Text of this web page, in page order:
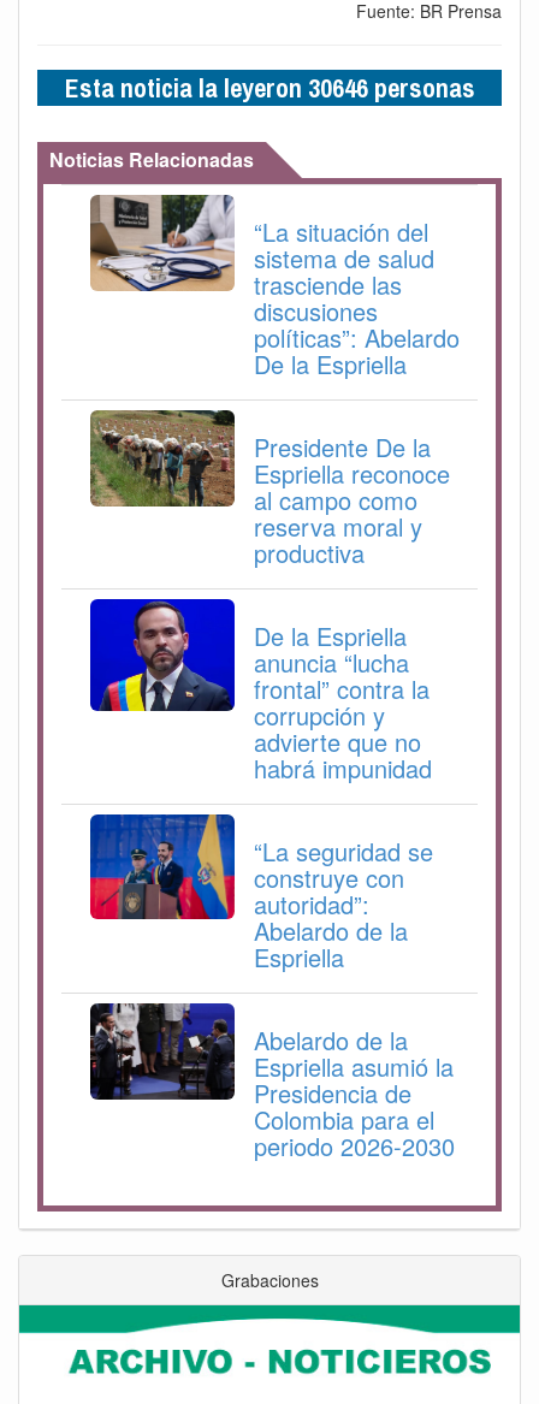
Fuente: BR Prensa
Esta noticia la leyeron 30646 personas
Noticias Relacionadas
“La situación del
sistema de salud
trasciende las
discusiones
políticas”: Abelardo
De la Espriella
Presidente De la
Espriella reconoce
al campo como
reserva moral y
productiva
De la Espriella
anuncia “lucha
frontal” contra la
corrupción y
advierte que no
habrá impunidad
“La seguridad se
construye con
autoridad”:
Abelardo de la
Espriella
Abelardo de la
Espriella asumió la
Presidencia de
Colombia para el
periodo 2026-2030
Grabaciones